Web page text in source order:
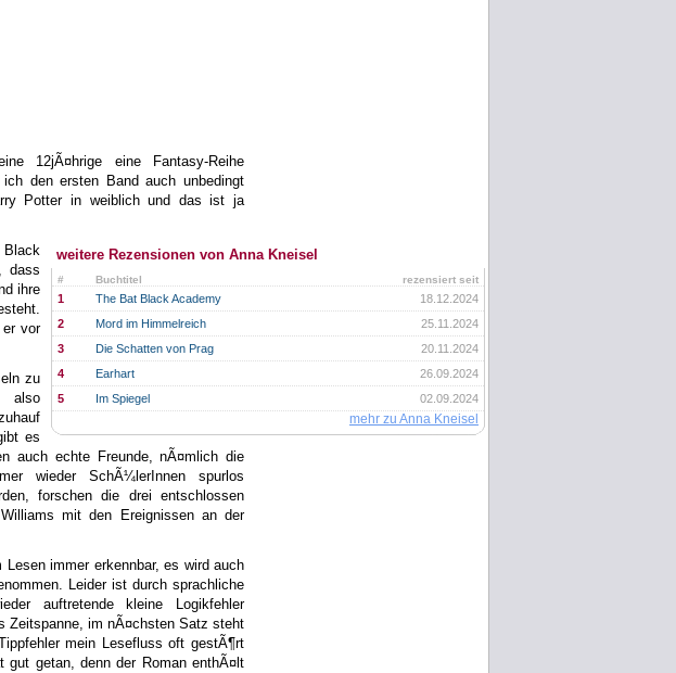
12jÃ¤hrige eine Fantasy-Reihe
den ersten Band auch unbedingt
Potter in weiblich und das ist ja
weitere Rezensionen von Anna Kneisel
# rezensiert seit
Buchtitel
1 18.12.2024
The Bat Black Academy
2
25.11.2024
Mord im Himmelreich
3
20.11.2024
Die Schatten von Prag
4
26.09.2024
Earhart
5
02.09.2024
Im Spiegel
mehr zu Anna Kneisel
dass
ihre
er vor
zu
also
es
auch echte Freunde, nÃ¤mlich die
wieder SchÃ¼lerInnen spurlos
forschen die drei entschlossen
mit den Ereignissen an der
immer erkennbar, es wird auch
Leider ist durch sprachliche
auftretende kleine Logikfehler
Zeitspanne, im nÃ¤chsten Satz steht
mein Lesefluss oft gestÃ¶rt
gut getan, denn der Roman enthÃ¤lt